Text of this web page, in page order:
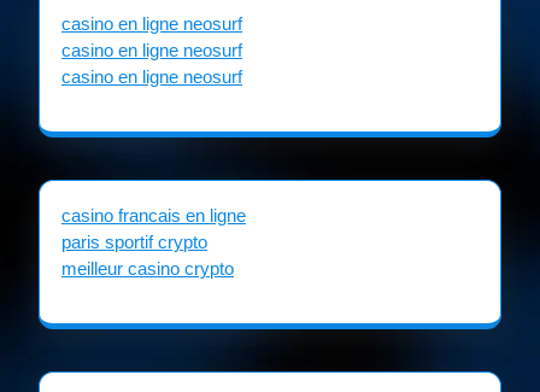
casino en ligne neosurf
casino en ligne neosurf
casino en ligne neosurf
casino francais en ligne
paris sportif crypto
meilleur casino crypto